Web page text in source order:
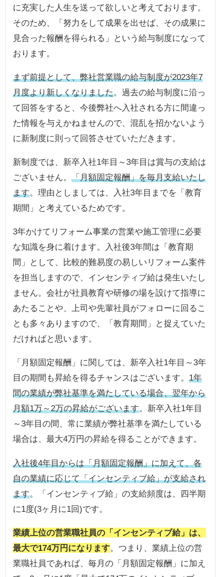
に充実した人生を送って欲しいと考えております。
そのため、「努力をして成果を出せば、その成果に
見合った報酬を得られる」という給与制度になって
おります。
まず前提として、弊社営業職の給与制度が2023年7
月度より新しくなりました。過去の給与制度に沿っ
て回答をすると、今後弊社へ入社される方に間違っ
た情報を与えかねませんので、混乱を招かないよう
に新制度に則って回答させていただきます。
新制度では、新卒入社1年目～3年目は賞与の支給は
ございません。「月額固定報酬」を毎月支給いたし
ます。理由としましては、入社3年目までを「教育
期間」と考えているためです。
3年かけてリフォーム事業の営業や施工管理に必要
な知識を身に着けます。入社後3年間は「教育期
間」として、比較的難易度の易しいリフォーム案件
を担当しますので、インセンティブ給は発生いたし
ません。会社が社員教育や研修の場を設けて指導に
あたることや、上司や先輩社員がフォローに回るこ
とも多々ありますので、「教育期間」と捉えていた
だければと思います。
「月額固定報酬」に関しては、新卒入社1年目～3年
目の期間も昇給を得るチャンスはございます。1年
間の業績が弊社基準を満たしている場合、翌年から
月額1万～2万の昇給がございます。新卒入社1年目
～3年目の間、常に業績が弊社基準を満たしている
場合は、最大4万円の昇給を得ることができます。
入社後4年目からは「月額固定報酬」に加えて、各
自の業績に応じて「インセンティブ給」が支給され
ます。「インセンティブ給」の支給頻度は、四半期
に1度(3ヶ月に1回)です。
業績上位の営業職社員の「インセンティブ給」は、
最大で174万円になります。つまり、業績上位の営
業職社員であれば、毎月の「月額固定報酬」に加え